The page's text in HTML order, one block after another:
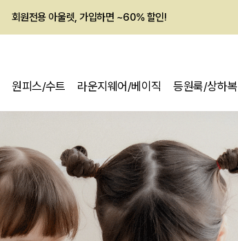
회원전용 아울렛, 가입하면 ~60% 할인!
원피스/수트 라운지웨어/베이직 등원룩/상하복